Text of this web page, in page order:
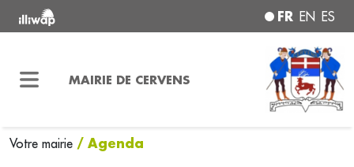
FR EN ES
MAIRIE DE CERVENS
Votre mairie / Agenda